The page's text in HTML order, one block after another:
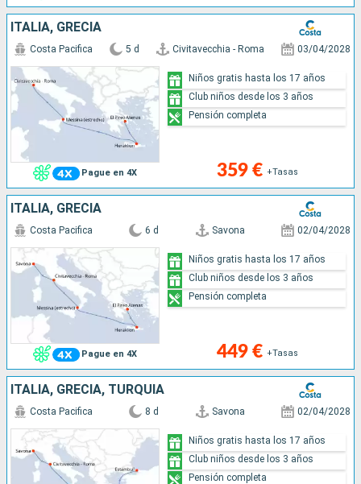
ITALIA, GRECIA
Pague en 4X
Costa Pacifica 5 d Civitavecchia - Roma 03/04/2028
359 € +Tasas
Niños gratis hasta los 17 años
Club niños desde los 3 años
Pensión completa
ITALIA, GRECIA
Pague en 4X
Costa Pacifica 6 d Savona 02/04/2028
449 € +Tasas
Niños gratis hasta los 17 años
Club niños desde los 3 años
Pensión completa
ITALIA, GRECIA, TURQUÍA
Costa Pacifica 8 d Savona 02/04/2028
Niños gratis hasta los 17 años
Club niños desde los 3 años
Pensión completa